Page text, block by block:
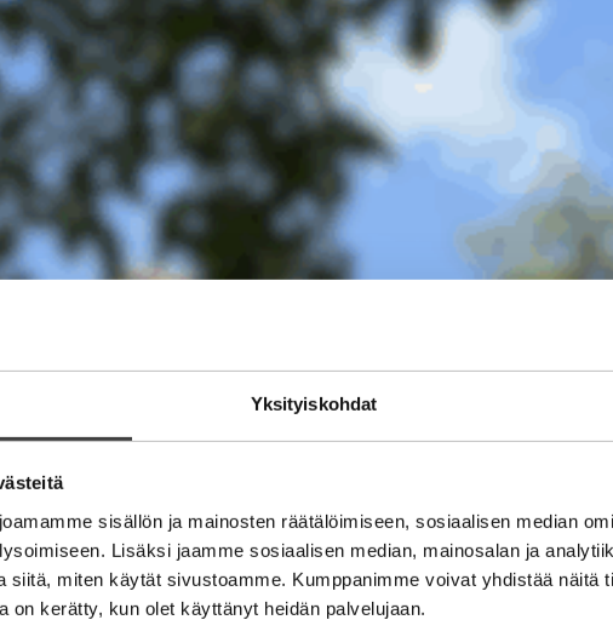
Yksityiskohdat
sisällön ja mainosten räätälöimiseen, sosiaalisen median
Lisäksi jaamme sosiaalisen median, mainosalan ja
siitä, miten käytät sivustoamme. Kumppanimme voivat yhdistää näitä
on kerätty, kun olet käyttänyt heidän palvelujaan.